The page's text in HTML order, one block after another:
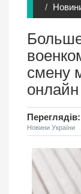
смену
онлайн
Новини України